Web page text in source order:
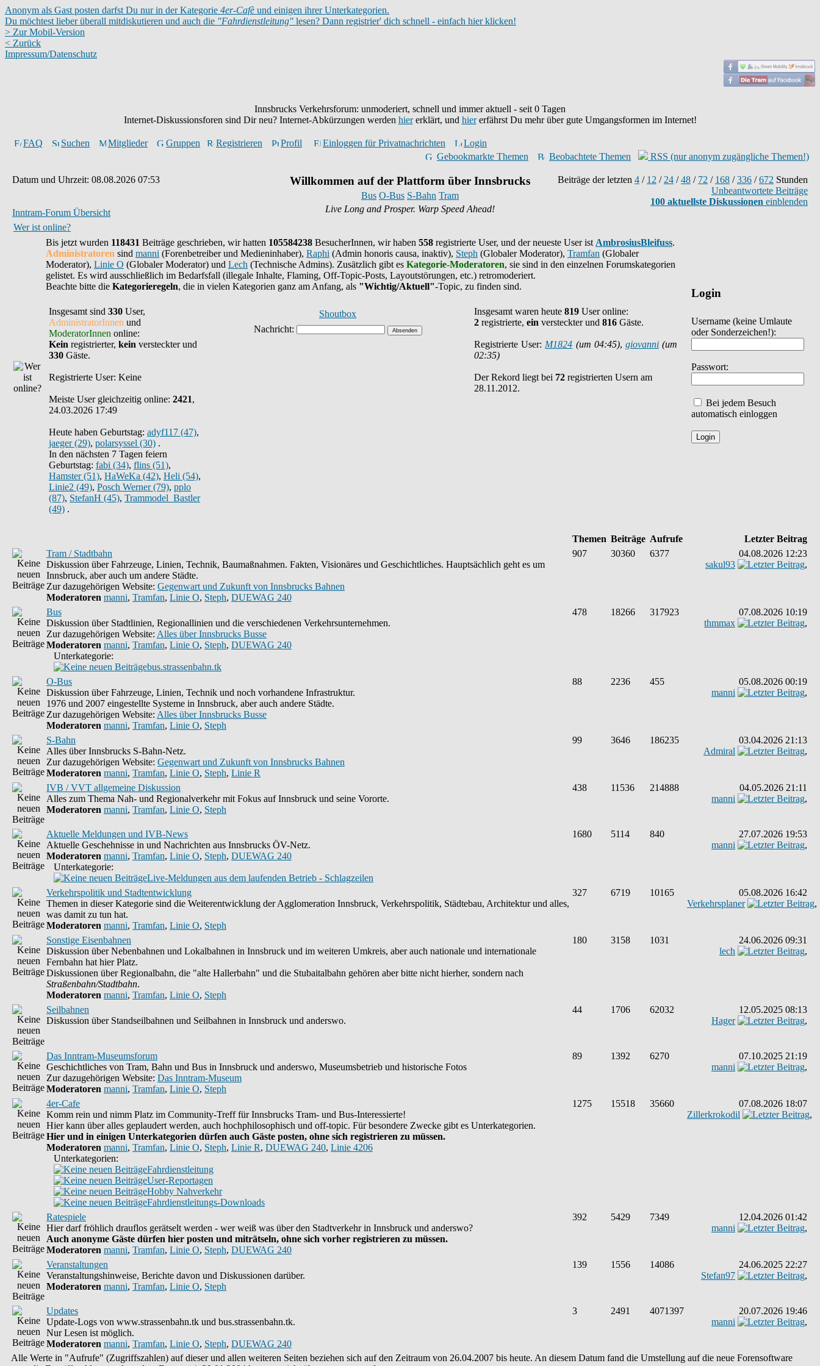
Anonym als Gast posten darfst Du nur in der Kategorie 4er-Cafè und einigen ihrer Unterkategorien.
Du möchtest lieber überall mitdiskutieren und auch die "Fahrdienstleitung" lesen? Dann registrier' dich schnell - einfach hier klicken!
> Zur Mobil-Version
< Zurück
Impressum/Datenschutz
Innsbrucks Verkehrsforum: unmoderiert, schnell und immer aktuell - seit 0 Tagen
Internet-Diskussionsforen sind Dir neu? Internet-Abkürzungen werden hiererklärt, und hiererfährst Du mehr über gute Umgangsformen im Internet!
FAQ Suchen Mitglieder Gruppen Registrieren Profil Einloggen für Privatnachrichten
Login
Gebookmarkte Themen
Beobachtete Themen RSS (nur anonym zugängliche Themen!)
Datum und Uhrzeit: 08.08.2026 07:53
Inntram-Forum Übersicht
Willkommen auf der Plattform über Innsbrucks
Bus O-Bus S-Bahn Tram
Live Long and Prosper. Warp Speed Ahead!
Beiträge der letzten 4 / 12 / 24 /48 / 72 / 168 /336 /672 Stunden
Unbeantwortete Beiträge
100 aktuellste Diskussionen einblenden
Wer ist online?
Login
Username (keine Umlaute
oder Sonderzeichen!):
Passwort:
Bei jedem Besuch
automatisch einloggen
Bis jetzt wurden 118431 Beiträge geschrieben, wir hatten 105584238 BesucherInnen, wir haben 558 registrierte User, und der neueste User ist AmbrosiusBleifuss.
Administratoren sind manni (Forenbetreiber und Medieninhaber), Raphi (Admin honoris causa, inaktiv), Steph (Globaler Moderator), Tramfan (Globaler
Moderator), Linie O (Globaler Moderator) und Lech (Technische Admins). Zusätzlich gibt es Kategorie-Moderatoren, sie sind in den einzelnen Forumskategorien
gelistet. Es wird ausschließlich im Bedarfsfall (illegale Inhalte, Flaming, Off-Topic-Posts, Layoutstörungen, etc.) retromoderiert.
Beachte bitte die Kategorieregeln, die in vielen Kategorien ganz am Anfang, als "Wichtig/Aktuell"-Topic, zu finden sind.
Insgesamt sind 330 User,
AdministratorInnen und
ModeratorInnen online:
Kein registrierter, kein versteckter und
330 Gäste.
Registrierte User: Keine
Meiste User gleichzeitig online: 2421,
24.03.2026 17:49
Heute haben Geburtstag: adyf117 (47),
jaeger (29), polarsyssel (30) .
In den nächsten 7 Tagen feiern
Geburtstag: fabi (34), flins (51),
Hamster (51), HaWeKa (42), Heli (54),
Linie2 (49), Posch Werner (79), pplo
(87), StefanH (45), Trammodel_Bastler
(49) .
Shoutbox Insgesamt waren heute 819 User online:
2 registrierte, ein versteckter und 816 Gäste.
Registrierte User: M1824 (um 04:45), giovanni(um
02:35)
Der Rekord liegt bei 72 registrierten Usern am
28.11.2012.
Themen Beiträge Aufrufe
Letzter Beitrag
Tram / Stadtbahn
Diskussion über Fahrzeuge, Linien, Technik, Baumaßnahmen. Fakten, Visionäres und Geschichtliches. Hauptsächlich geht es um
Innsbruck, aber auch um andere Städte.
Zur dazugehörigen Website: Gegenwart und Zukunft von Innsbrucks Bahnen
Moderatoren manni, Tramfan, Linie O, Steph, DUEWAG 240
907 30360 6377
04.08.2026 12:23
sakul93
,
Bus
Diskussion über Stadtlinien, Regionallinien und die verschiedenen Verkehrsunternehmen.
Zur dazugehörigen Website: Alles über Innsbrucks Busse
Moderatoren manni, Tramfan, Linie O, Steph, DUEWAG 240
Unterkategorie:
bus.strassenbahn.tk
478 18266 317923
07.08.2026 10:19
thmmax
,
O-Bus
Diskussion über Fahrzeuge, Linien, Technik und noch vorhandene Infrastruktur.
1976 und 2007 eingestellte Systeme in Innsbruck, aber auch andere Städte.
Zur dazugehörigen Website: Alles über Innsbrucks Busse
Moderatoren manni, Tramfan, Linie O, Steph
88 2236 455
05.08.2026 00:19
manni
,
S-Bahn
Alles über Innsbrucks S-Bahn-Netz.
Zur dazugehörigen Website: Gegenwart und Zukunft von Innsbrucks Bahnen
Moderatoren manni, Tramfan, Linie O, Steph, Linie R
99 3646 186235
03.04.2026 21:13
Admiral
,
IVB / VVT allgemeine Diskussion
Alles zum Thema Nah- und Regionalverkehr mit Fokus auf Innsbruck und seine Vororte.
Moderatoren manni, Tramfan, Linie O, Steph
438 11536 214888
04.05.2026 21:11
manni
,
Aktuelle Meldungen und IVB-News
Aktuelle Geschehnisse in und Nachrichten aus Innsbrucks ÖV-Netz.
Moderatoren manni, Tramfan, Linie O, Steph, DUEWAG 240
Unterkategorie:
Live-Meldungen aus dem laufenden Betrieb - Schlagzeilen
1680 5114 840
27.07.2026 19:53
manni
,
Verkehrspolitik und Stadtentwicklung
Themen in dieser Kategorie sind die Weiterentwicklung der Agglomeration Innsbruck, Verkehrspolitik, Städtebau, Architektur und alles,
was damit zu tun hat.
Moderatoren manni, Tramfan, Linie O, Steph
327 6719 10165
05.08.2026 16:42
Verkehrsplaner
,
Sonstige Eisenbahnen
Diskussion über Nebenbahnen und Lokalbahnen in Innsbruck und im weiteren Umkreis, aber auch nationale und internationale
Fernbahn hat hier Platz.
Diskussionen über Regionalbahn, die "alte Hallerbahn" und die Stubaitalbahn gehören aber bitte nicht hierher, sondern nach
Straßenbahn/Stadtbahn.
Moderatoren manni, Tramfan, Linie O, Steph
180 3158 1031
24.06.2026 09:31
lech
,
Seilbahnen
Diskussion über Standseilbahnen und Seilbahnen in Innsbruck und anderswo.
44 1706 62032
12.05.2025 08:13
Hager
,
Das Inntram-Museumsforum
Geschichtliches von Tram, Bahn und Bus in Innsbruck und anderswo, Museumsbetrieb und historische Fotos
Zur dazugehörigen Website: Das Inntram-Museum
Moderatoren manni, Tramfan, Linie O, Steph
89 1392 6270
07.10.2025 21:19
manni
,
4er-Cafe
Komm rein und nimm Platz im Community-Treff für Innsbrucks Tram- und Bus-Interessierte!
Hier kann über alles geplaudert werden, auch hochphilosophisch und off-topic. Für besondere Zwecke gibt es Unterkategorien.
Hier und in einigen Unterkategorien dürfen auch Gäste posten, ohne sich registrieren zu müssen.
Moderatoren manni, Tramfan, Linie O, Steph, Linie R, DUEWAG 240, Linie 4206
Unterkategorien:
Fahrdienstleitung
User-Reportagen
Hobby Nahverkehr
Fahrdienstleitungs-Downloads
1275 15518 35660
07.08.2026 18:07
Zillerkrokodil
,
Ratespiele
Hier darf fröhlich drauflos gerätselt werden - wer weiß was über den Stadtverkehr in Innsbruck und anderswo?
Auch anonyme Gäste dürfen hier posten und miträtseln, ohne sich vorher registrieren zu müssen.
Moderatoren manni, Tramfan, Linie O, Steph, DUEWAG 240
392 5429 7349
12.04.2026 01:42
manni
,
Veranstaltungen
Veranstaltungshinweise, Berichte davon und Diskussionen darüber.
Moderatoren manni, Tramfan, Linie O, Steph
139 1556 14086
24.06.2025 22:27
Stefan97
,
Updates
Update-Logs von www.strassenbahn.tk und bus.strassenbahn.tk.
Nur Lesen ist möglich.
Moderatoren manni, Tramfan, Linie O, Steph, DUEWAG 240
3 2491 4071397
20.07.2026 19:46
manni
,
Alle Werte in "Aufrufe" (Zugriffszahlen) auf dieser und allen weiteren Seiten beziehen sich auf den Zeitraum von 26.04.2007 bis heute. An diesem Datum fand die Umstellung auf die neue Forensoftware